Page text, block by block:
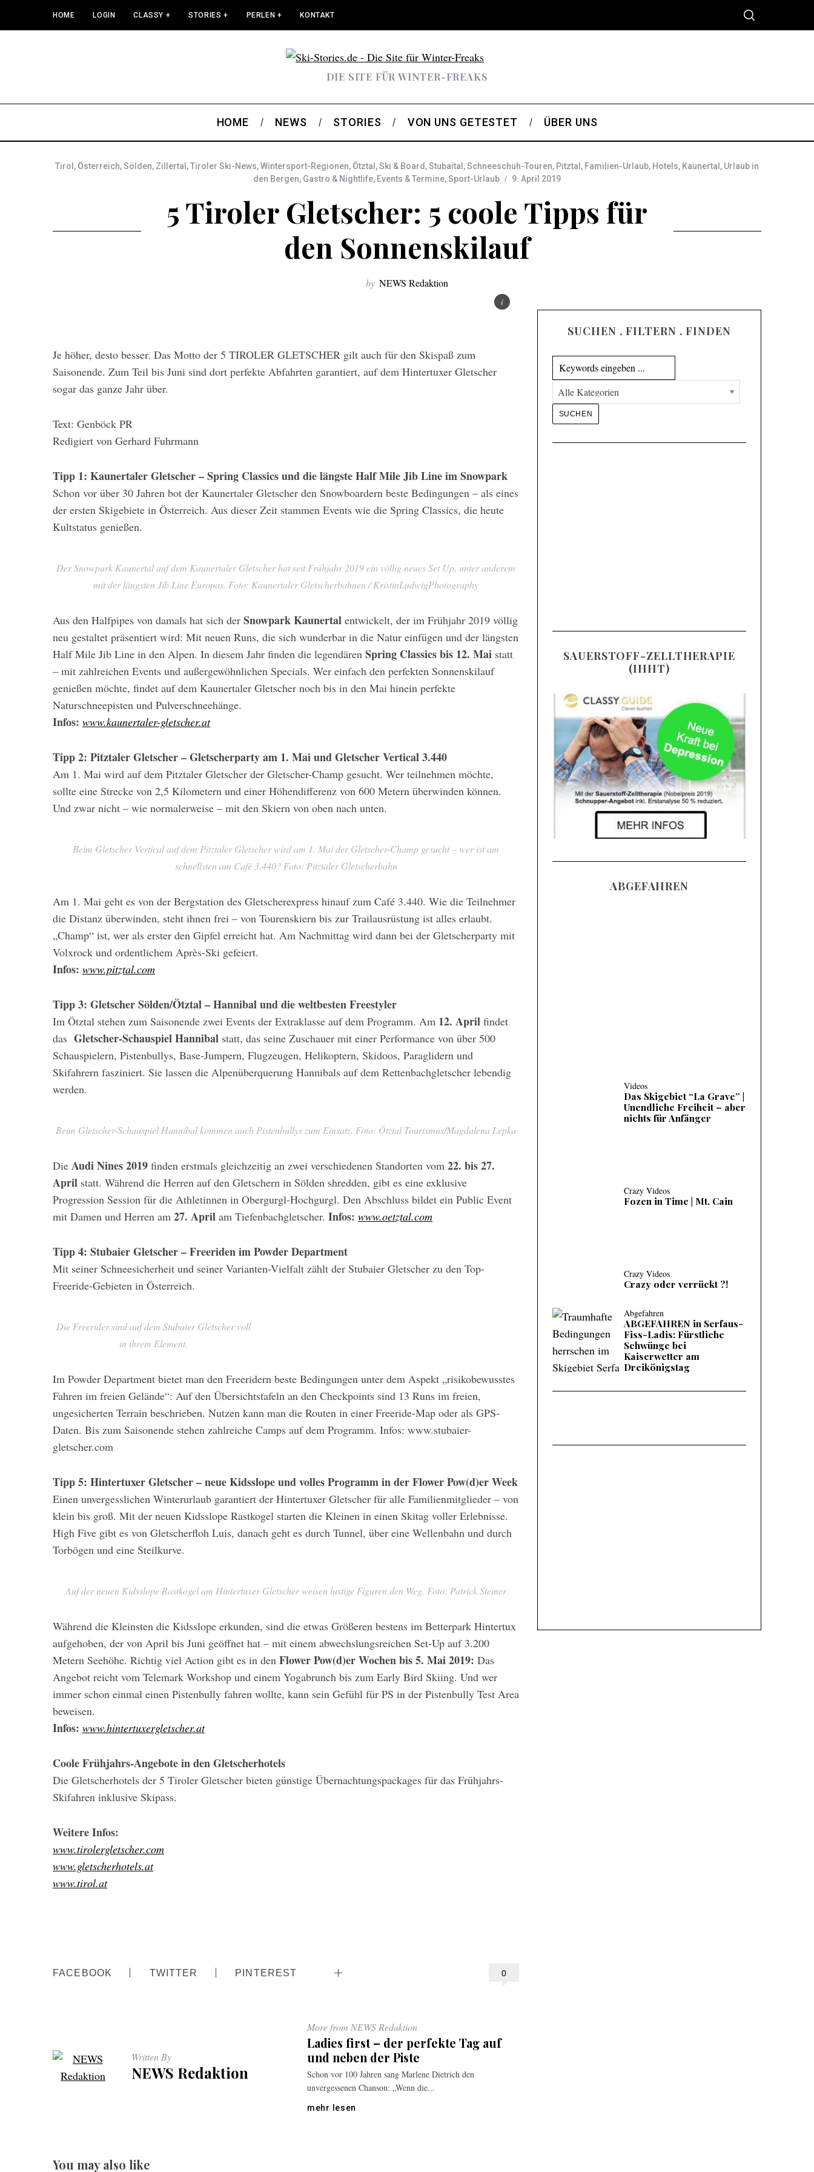
HOME LOGIN CLASSY + STORIES + PERLEN + KONTAKT
DIE SITE FÜR WINTER-FREAKS
HOME NEWS STORIES VON UNS GETESTET ÜBER UNS
Tirol , Österreich,Sölden, Zillertal ,Tiroler Ski-News,Wintersport-Regionen, Ötztal ,Ski & Board ,Stubaital ,Schneeschuh-Touren, Pitztal , Familien-Urlaub, Hotels, Kaunertal , Urlaub in
den Bergen, Gastro & Nightlife, Events & Termine,Sport-Urlaub 9. April 2019
5 Tiroler Gletscher: 5 coole Tipps für
den Sonnenskilauf
by NEWS Redaktion
Je höher, desto besser. Das Motto der 5 TIROLER GLETSCHER gilt auch für den Skispaß zum
Saisonende. Zum Teil bis Juni sind dort perfekte Abfahrten garantiert, auf dem Hintertuxer Gletscher
sogar das ganze Jahr über.
Text: Genböck PR
Redigiert von Gerhard Fuhrmann
Tipp 1: Kaunertaler Gletscher – Spring Classics und die längste Half Mile Jib Line im Snowpark
Schon vor über 30 Jahren bot der Kaunertaler Gletscher den Snowboardern beste Bedingungen – als eines
der ersten Skigebiete in Österreich. Aus dieser Zeit stammen Events wie die Spring Classics, die heute
Kultstatus genießen.
Der Snowpark Kaunertal auf dem Kaunertaler Gletscher hat seit Frühjahr 2019 ein völlig neues Set Up, unter anderem
mit der längsten Jib Line Europas. Foto: Kaunertaler Gletscherbahnen / KristinLudwigPhotography
Aus den Halfpipes von damals hat sich der Snowpark Kaunertal entwickelt, der im Frühjahr 2019 völlig
neu gestaltet präsentiert wird: Mit neuen Runs, die sich wunderbar in die Natur einfügen und der längsten
Half Mile Jib Line in den Alpen. In diesem Jahr finden die legendären Spring Classics bis 12. Mai statt
– mit zahlreichen Events und außergewöhnlichen Specials. Wer einfach den perfekten Sonnenskilauf
genießen möchte, findet auf dem Kaunertaler Gletscher noch bis in den Mai hinein perfekte
Naturschneepisten und Pulverschneehänge.
Infos: www.kaunertaler-gletscher.at
Tipp 2: Pitztaler Gletscher – Gletscherparty am 1. Mai und Gletscher Vertical 3.440
Am 1. Mai wird auf dem Pitztaler Gletscher der Gletscher-Champ gesucht. Wer teilnehmen möchte,
sollte eine Strecke von 2,5 Kilometern und einer Höhendifferenz von 600 Metern überwinden können.
Und zwar nicht – wie normalerweise – mit den Skiern von oben nach unten.
Beim Gletscher Vertical auf dem Pitztaler Gletscher wird am 1. Mai der Gletscher-Champ gesucht – wer ist am
schnellsten am Café 3.440? Foto: Pitztaler Gletscherbahn
Am 1. Mai geht es von der Bergstation des Gletscherexpress hinauf zum Café 3.440. Wie die Teilnehmer
die Distanz überwinden, steht ihnen frei – von Tourenskiern bis zur Trailausrüstung ist alles erlaubt.
„Champ“ ist, wer als erster den Gipfel erreicht hat. Am Nachmittag wird dann bei der Gletscherparty mit
Volxrock und ordentlichem Après-Ski gefeiert.
Infos: www.pitztal.com
Tipp 3: Gletscher Sölden/Ötztal – Hannibal und die weltbesten Freestyler
Im Ötztal stehen zum Saisonende zwei Events der Extraklasse auf dem Programm. Am 12. April findet
das Gletscher-Schauspiel Hannibal statt, das seine Zuschauer mit einer Performance von über 500
Schauspielern, Pistenbullys, Base-Jumpern, Flugzeugen, Helikoptern, Skidoos, Paraglidern und
Skifahrern fasziniert. Sie lassen die Alpenüberquerung Hannibals auf dem Rettenbachgletscher lebendig
werden.
Beim Gletscher-Schauspiel Hannibal kommen auch Pistenbullys zum Einsatz. Foto: Ötztal Tourismus/Magdalena Lepka
Die Audi Nines 2019 finden erstmals gleichzeitig an zwei verschiedenen Standorten vom 22. bis 27.
April statt. Während die Herren auf den Gletschern in Sölden shredden, gibt es eine exklusive
Progression Session für die Athletinnen in Obergurgl-Hochgurgl. Den Abschluss bildet ein Public Event
mit Damen und Herren am 27. April am Tiefenbachgletscher. Infos: www.oetztal.com
Tipp 4: Stubaier Gletscher – Freeriden im Powder Department
Mit seiner Schneesicherheit und seiner Varianten-Vielfalt zählt der Stubaier Gletscher zu den Top-
Freeride-Gebieten in Österreich.
Die Freerider sind auf dem Stubaier Gletscher voll
in ihrem Element.
Im Powder Department bietet man den Freeridern beste Bedingungen unter dem Aspekt „risikobewusstes
Fahren im freien Gelände“: Auf den Übersichtstafeln an den Checkpoints sind 13 Runs im freien,
ungesicherten Terrain beschrieben. Nutzen kann man die Routen in einer Freeride-Map oder als GPS-
Daten. Bis zum Saisonende stehen zahlreiche Camps auf dem Programm. Infos: www.stubaier-
gletscher.com
Tipp 5: Hintertuxer Gletscher – neue Kidsslope und volles Programm in der Flower Pow(d)er Week
Einen unvergesslichen Winterurlaub garantiert der Hintertuxer Gletscher für alle Familienmitglieder – von
klein bis groß. Mit der neuen Kidsslope Rastkogel starten die Kleinen in einen Skitag voller Erlebnisse.
High Five gibt es von Gletscherfloh Luis, danach geht es durch Tunnel, über eine Wellenbahn und durch
Torbögen und eine Steilkurve.
Auf der neuen Kidsslope Rastkogel am Hintertuxer Gletscher weisen lustige Figuren den Weg. Foto: Patrick Steiner
Während die Kleinsten die Kidsslope erkunden, sind die etwas Größeren bestens im Betterpark Hintertux
aufgehoben, der von April bis Juni geöffnet hat – mit einem abwechslungsreichen Set-Up auf 3.200
Metern Seehöhe. Richtig viel Action gibt es in den Flower Pow(d)er Wochen bis 5. Mai 2019: Das
Angebot reicht vom Telemark Workshop und einem Yogabrunch bis zum Early Bird Skiing. Und wer
immer schon einmal einen Pistenbully fahren wollte, kann sein Gefühl für PS in der Pistenbully Test Area
beweisen.
Infos: www.hintertuxergletscher.at
Coole Frühjahrs-Angebote in den Gletscherhotels
Die Gletscherhotels der 5 Tiroler Gletscher bieten günstige Übernachtungspackages für das Frühjahrs-
Skifahren inklusive Skipass.
Weitere Infos:
www.tirolergletscher.com
www.gletscherhotels.at
www.tirol.at
0
FACEBOOK TWITTER PINTEREST
Written By
NEWS Redaktion
More from NEWS Redaktion
Ladies first – der perfekte Tag auf
und neben der Piste
Schon vor 100 Jahren sang Marlene Dietrich den
unvergessenen Chanson: „Wenn die...
mehr lesen
You may also like
SUCHEN . FILTERN . FINDEN
SAUERSTOFF-ZELLTHERAPIE
(IHHT)
ABGEFAHREN
Videos
Das Skigebiet “La Grave” |
Unendliche Freiheit – aber
nichts für Anfänger
Crazy Videos
Fozen in Time | Mt. Cain
Crazy Videos
Crazy oder verrückt ?!
Abgefahren
ABGEFAHREN in Serfaus-
Fiss-Ladis: Fürstliche
Schwünge bei
Kaiserwetter am
Dreikönigstag
e
r
c
h
r
: